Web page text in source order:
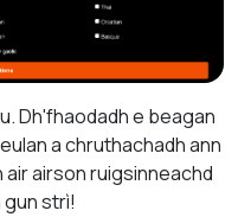
Dh'fhaodadh e beagan
a chruthachadh ann
air airson ruigsinneachd
gun strì!